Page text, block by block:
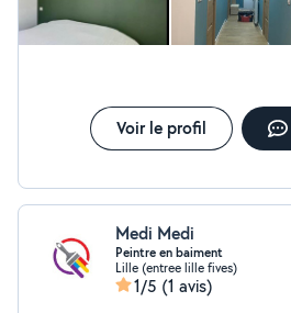
Voir le profil
Medi Medi
Peintre en baiment
Lille (entree lille fives)
1/5 (1 avis)